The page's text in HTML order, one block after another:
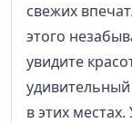
свежих
этого
увидите
в этих